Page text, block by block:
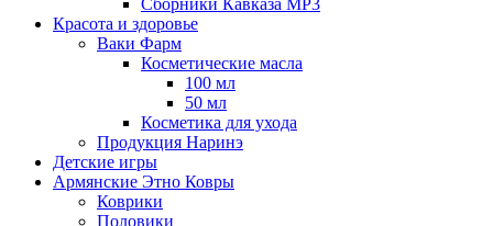
Сборники Кавказа MP3
Красота и здоровье
Ваки Фарм
Косметические масла
100 мл
50 мл
Косметика для ухода
Продукция Наринэ
Детские игры
Армянские Этно Ковры
Коврики
Половики